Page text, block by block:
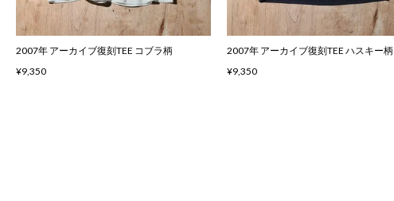
2007年 アーカイブ復刻TEE コブラ柄
¥9,350
2007年 アーカイブ復刻TEE ハスキー柄
¥9,350